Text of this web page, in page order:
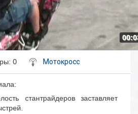
: 0 Мотокросс
:
стантрайдеров заставляет